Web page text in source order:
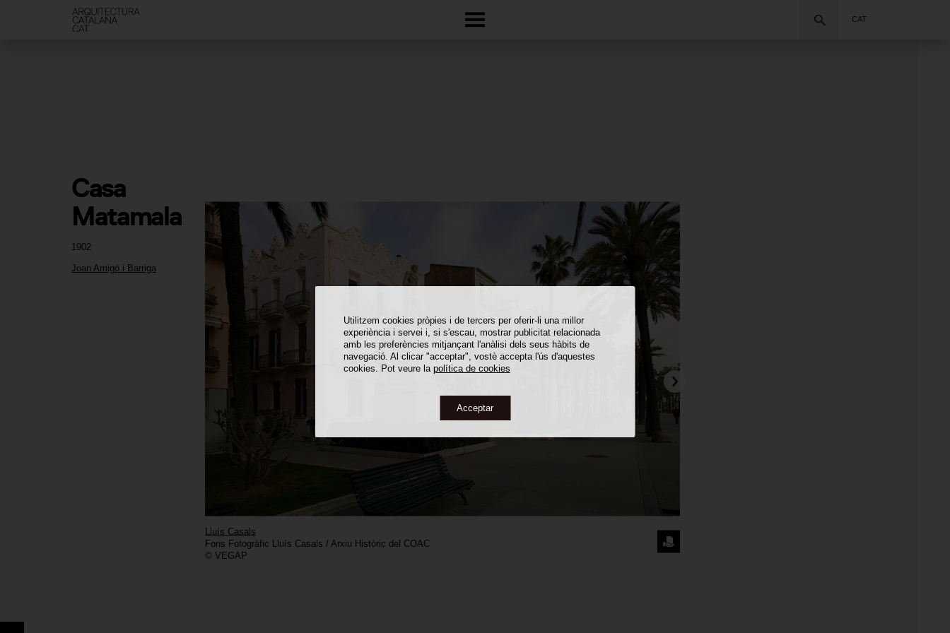
Utilitzem cookies pròpies i de tercers per oferir-li una millor
experiència i servei i, si s'escau, mostrar publicitat relacionada
amb les preferències mitjançant l'anàlisi dels seus hàbits de
navegació. Al clicar "acceptar", vostè accepta l'ús d'aquestes
cookies. Pot veure la política de cookies
Acceptar
CAT
1902
Joan Amigó i Barriga
Casa
Matamala
Lluís Casals
Fons Fotogràfic Lluís Casals / Arxiu Històric del COAC
© VEGAP